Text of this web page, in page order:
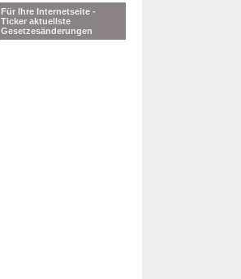
Für Ihre Internetseite -
Ticker aktuellste
Gesetzesänderungen